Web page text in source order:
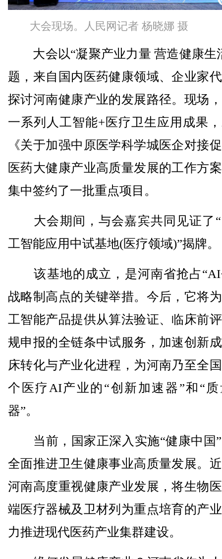
大会现场。人民网记者 杨晓娜 摄
大会以“凝聚产业力量 营造健康生
题，来自国内医药健康领域、企业家
探讨河南健康产业的发展路径。现场
一系列人工智能+医疗卫生应用成果
《关于加强中原医学科学城医企对接
医药大健康产业高质量发展的工作方
集中签约了一批重点项目。
大会期间，与会嘉宾共同见证了“
工智能应用中试基地(医疗领域)”揭牌。
该基地的成立，是河南省抢占
战略制高点的关键举措。今后，它将
工智能产品提供从算法验证、临床前
规申报的全链条中试服务，加速创新
床转化与产业化进程，为河南乃至全
个医疗AI产业的“创新加速器”和“
器”。
当前，国家正深入实施“健康中国
全面推进卫生健康事业高质量发展。
河南高度重视健康产业发展，将生物
端医疗器械及卫材列为重点培育的产
力推进现代医药产业集群建设。